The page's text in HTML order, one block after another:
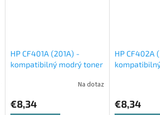
HP CF401A (201A) -
kompatibilný modrý toner
Na dotaz
€8,34
HP CF402A
€8,34